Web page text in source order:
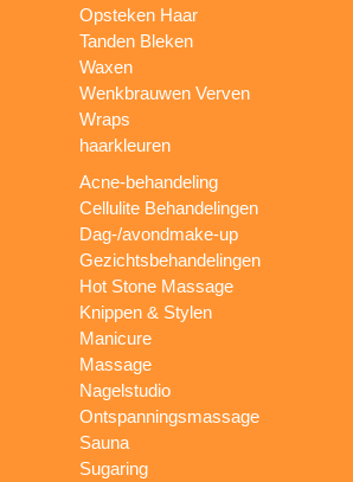
Opsteken Haar
Tanden Bleken
Waxen
Wenkbrauwen Verven
Wraps
haarkleuren
Acne-behandeling
Cellulite Behandelingen
Dag-/avondmake-up
Gezichtsbehandelingen
Hot Stone Massage
Knippen & Stylen
Manicure
Massage
Nagelstudio
Ontspanningsmassage
Sauna
Sugaring